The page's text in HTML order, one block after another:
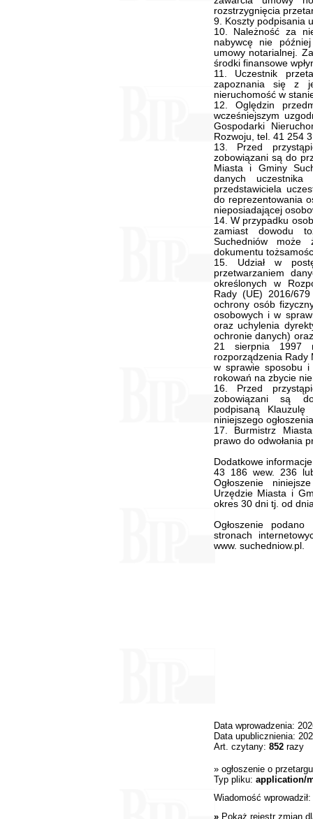
rozstrzygnięcia
9. Koszty podpisania
10. Należność za
nabywcę nie
umowy notarialnej.
środki finansowe
11. Uczestnik
zapoznania się z
nieruchomość w
12. Oględzin
wcześniejszym
Gospodarki
Rozwoju, tel. 41 254
13. Przed
zobowiązani są do
Miasta i Gminy
danych uczestnika
przedstawiciela
do reprezentowania
nieposiadającej
14. W przypadku
zamiast dowodu
Suchedniów może
dokumentu
15. Udział w
przetwarzaniem
określonych w
Rady (UE) 2016/
ochrony osób
osobowych i w
oraz uchylenia
ochronie danych)
21 sierpnia 1997
rozporządzenia Rady
w sprawie sposobu i
rokowań na zbycie
16. Przed
zobowiązani są
podpisaną Klauzulę
niniejszego
17. Burmistrz
prawo do odwołania
Dodatkowe
43 186 wew. 236
Ogłoszenie
Urzędzie Miasta i
okres 30 dni tj. od
Ogłoszenie
stronach
www. suchedniow.pl.
Data wprowadzenia:
Data upublicznienia:
Art. czytany: 852razy
» ogłoszenie o przetargu
Typ pliku: application/
Wiadomość wprowadził:
» Pokaż rejestr zmian